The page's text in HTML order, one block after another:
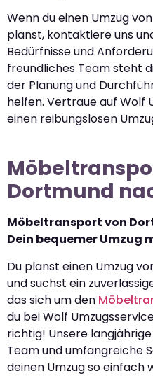
Wenn du einen Umzug
planst, kontaktiere uns
Bedürfnisse und
freundliches Team steht
der Planung und
helfen. Vertraue auf Wolf
einen reibungslosen
Dortmund
Möbeltransport von
Dein bequemer Umzug
Du planst einen Umzug
und suchst ein
das sich um den
du bei Wolf
richtig! Unsere
Team und umfangreiche
deinen Umzug so einfach